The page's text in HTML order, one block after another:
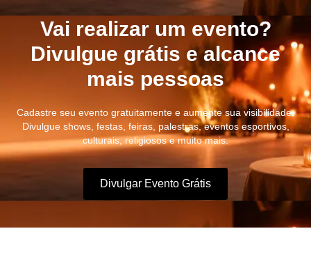
Vai realizar um evento?
Divulgue grátis e alcance
mais pessoas
Cadastre seu evento gratuitamente e aumente sua visibilidade.
Divulgue shows, festas, feiras, palestras, eventos esportivos,
culturais, religiosos e muito mais.
Divulgar Evento Grátis